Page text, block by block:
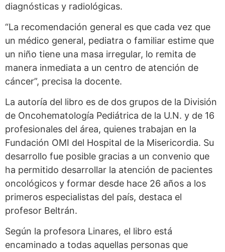
diagnósticas y radiológicas.
“La recomendación general es que cada vez que
un médico general, pediatra o familiar estime que
un niño tiene una masa irregular, lo remita de
manera inmediata a un centro de atención de
cáncer”, precisa la docente.
La autoría del libro es de dos grupos de la División
de Oncohematología Pediátrica de la U.N. y de 16
profesionales del área, quienes trabajan en la
Fundación OMI del Hospital de la Misericordia. Su
desarrollo fue posible gracias a un convenio que
ha permitido desarrollar la atención de pacientes
oncológicos y formar desde hace 26 años a los
primeros especialistas del país, destaca el
profesor Beltrán.
Según la profesora Linares, el libro está
encaminado a todas aquellas personas que